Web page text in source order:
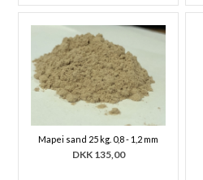
Mapei sand 25 kg. 0,8 - 1,2 mm
DKK 135,00